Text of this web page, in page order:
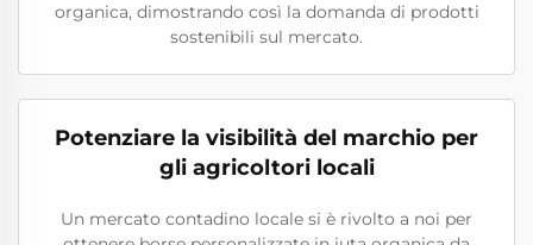
organica, dimostrando così la domanda di prodotti
sostenibili sul mercato.
Potenziare la visibilità del marchio per
gli agricoltori locali
Un mercato contadino locale si è rivolto a noi per